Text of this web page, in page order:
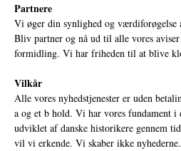
Partnere
Vi øger din synlighed og værdiforøgelse
Bliv partner og nå ud til alle vores
formidling. Vi har friheden til at blive
Vilkår
Alle vores nyhedstjenester er uden
a og et b hold. Vi har vores fundament
udviklet af danske historikere gennem
vil vi erkende. Vi skaber ikke